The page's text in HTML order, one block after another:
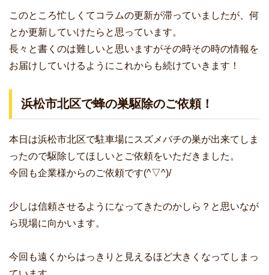
このところ忙しくてコラムの更新が滞っていましたが、何
とか更新していけたらと思っています。
長々と書くのは難しいと思いますがその時その時の情報を
お届けしていけるようにこれからも続けていきます！
浜松市北区で蜂の巣駆除のご依頼！
本日は浜松市北区で駐車場にスズメバチの巣が出来てしま
ったので駆除してほしいとご依頼をいただきました。
今回も企業様からのご依頼です(^▽^)/
少しは信頼させるようになってきたのかしら？と思いなが
ら現場に向かいます。
今回も遠くからはっきりと見えるほど大きくなってしまっ